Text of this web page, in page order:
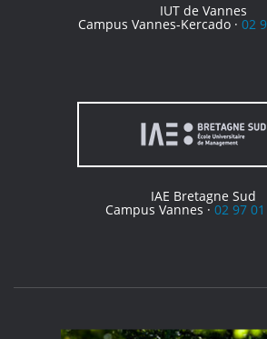
IUT de Vannes
Campus Vannes-Kercado · 02
IAE Bretagne Sud
Campus Vannes ·02 97